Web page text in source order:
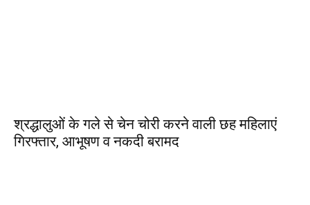
श्रद्धालुओं के गले से चेन चोरी करने वाली छह महिलाएं
गिरफ्तार, आभूषण व नकदी बरामद